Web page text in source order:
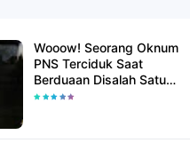
Wooow! Seorang Oknum
PNS Terciduk Saat
Berduaan Disalah Satu
Kamar Hotel Salatiga